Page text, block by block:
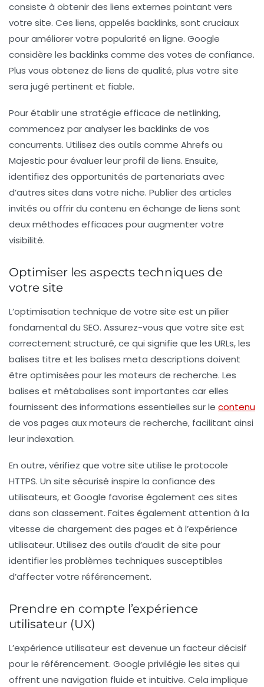
consiste à obtenir des liens externes pointant vers
votre site. Ces liens, appelés backlinks, sont cruciaux
pour améliorer votre popularité en ligne. Google
considère les backlinks comme des votes de confiance.
Plus vous obtenez de liens de qualité, plus votre site
sera jugé pertinent et fiable.
Pour établir une stratégie efficace de netlinking,
commencez par analyser les backlinks de vos
concurrents. Utilisez des outils comme Ahrefs ou
Majestic pour évaluer leur profil de liens. Ensuite,
identifiez des opportunités de partenariats avec
d’autres sites dans votre niche. Publier des articles
invités ou offrir du contenu en échange de liens sont
deux méthodes efficaces pour augmenter votre
visibilité.
Optimiser les aspects techniques de
votre site
L’optimisation technique de votre site est un pilier
fondamental du SEO. Assurez-vous que votre site est
correctement structuré, ce qui signifie que les URLs, les
balises titre et les balises meta descriptions doivent
être optimisées pour les moteurs de recherche. Les
balises et métabalises sont importantes car elles
fournissent des informations essentielles sur le contenu
de vos pages aux moteurs de recherche, facilitant ainsi
leur indexation.
En outre, vérifiez que votre site utilise le protocole
HTTPS. Un site sécurisé inspire la confiance des
utilisateurs, et Google favorise également ces sites
dans son classement. Faites également attention à la
vitesse de chargement des pages et à l’expérience
utilisateur. Utilisez des outils d’audit de site pour
identifier les problèmes techniques susceptibles
d’affecter votre référencement.
Prendre en compte l’expérience
utilisateur (UX)
L’expérience utilisateur est devenue un facteur décisif
pour le référencement. Google privilégie les sites qui
offrent une navigation fluide et intuitive. Cela implique